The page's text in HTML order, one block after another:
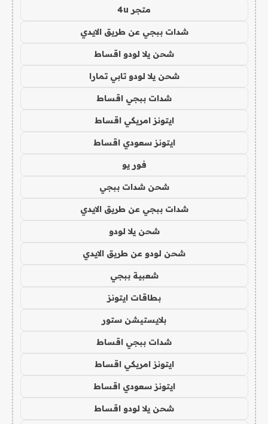
متجر 4u
شدات ببجي عن طريق الايدي
شحن يلا لودو اقساط
شحن يلا لودو تابي تمارا
شدات ببجي اقساط
ايتونز امريكي اقساط
ايتونز سعودي اقساط
فور يو
شحن شدات ببجي
شدات ببجي عن طريق الايدي
شحن يلا لودو
شحن لودو عن طريق الايدي
شعبية ببجي
بطاقات ايتونز
بلايستيشن ستور
شدات ببجي اقساط
ايتونز امريكي اقساط
ايتونز سعودي اقساط
شحن يلا لودو اقساط